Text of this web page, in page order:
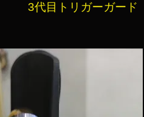
3代目トリガーガード